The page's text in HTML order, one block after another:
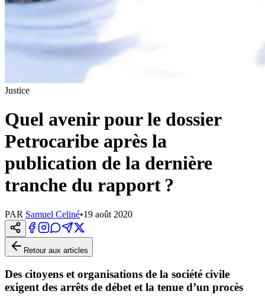
Justice
Quel avenir pour le dossier
Petrocaribe après la
publication de la dernière
tranche du rapport ?
PAR Samuel Celiné•19 août 2020
Retour aux articles
Des citoyens et organisations de la société civile
exigent des arrêts de débet et la tenue d’un procès